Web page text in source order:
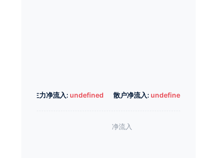
主力净流入: undefined 散户净流入: undefined